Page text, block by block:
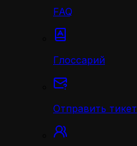
FAQ
Глоссарий
Отправить тикет